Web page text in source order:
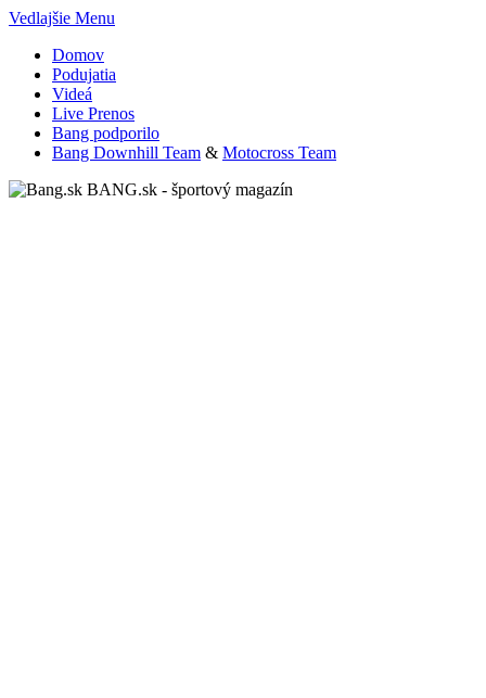
Vedlajšie Menu
Domov
Podujatia
Videá
Live Prenos
Bang podporilo
Bang Downhill Team & Motocross Team
BANG.sk - športový magazín